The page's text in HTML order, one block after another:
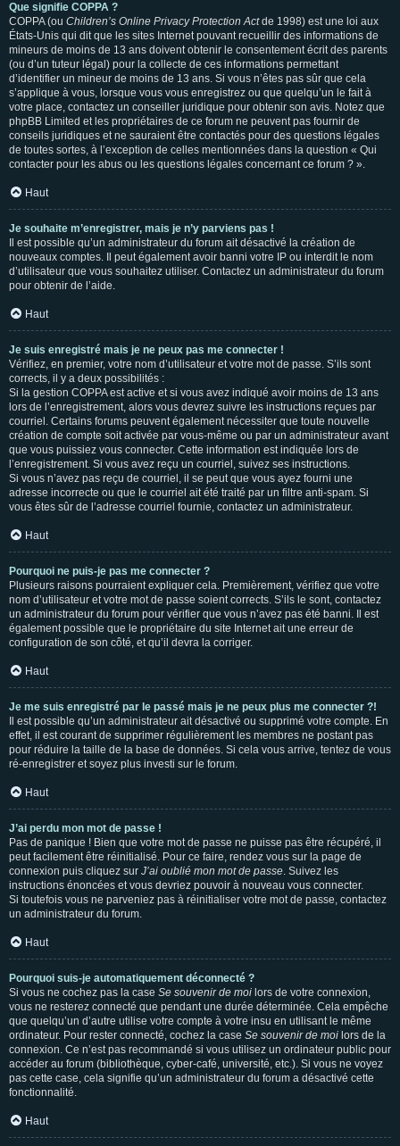
Que signifie COPPA ?
COPPA (ou Children’s Online Privacy Protection Actde 1998) est une loi aux
États-Unis qui dit que les sites Internet pouvant recueillir des informations de
mineurs de moins de 13 ans doivent obtenir le consentement écrit des parents
(ou d’un tuteur légal) pour la collecte de ces informations permettant
d’identifier un mineur de moins de 13 ans. Si vous n’êtes pas sûr que cela
s’applique à vous, lorsque vous vous enregistrez ou que quelqu’un le fait à
votre place, contactez un conseiller juridique pour obtenir son avis. Notez que
phpBB Limited et les propriétaires de ce forum ne peuvent pas fournir de
conseils juridiques et ne sauraient être contactés pour des questions légales
de toutes sortes, à l’exception de celles mentionnées dans la question « Qui
contacter pour les abus ou les questions légales concernant ce forum ? ».
Haut
Je souhaite m’enregistrer, mais je n’y parviens pas !
Il est possible qu’un administrateur du forum ait désactivé la création de
nouveaux comptes. Il peut également avoir banni votre IP ou interdit le nom
d’utilisateur que vous souhaitez utiliser. Contactez un administrateur du forum
pour obtenir de l’aide.
Haut
Je suis enregistré mais je ne peux pas me connecter !
Vérifiez, en premier, votre nom d’utilisateur et votre mot de passe. S’ils sont
corrects, il y a deux possibilités :
Si la gestion COPPA est active et si vous avez indiqué avoir moins de 13 ans
lors de l’enregistrement, alors vous devrez suivre les instructions reçues par
courriel. Certains forums peuvent également nécessiter que toute nouvelle
création de compte soit activée par vous-même ou par un administrateur avant
que vous puissiez vous connecter. Cette information est indiquée lors de
l’enregistrement. Si vous avez reçu un courriel, suivez ses instructions.
Si vous n’avez pas reçu de courriel, il se peut que vous ayez fourni une
adresse incorrecte ou que le courriel ait été traité par un filtre anti-spam. Si
vous êtes sûr de l’adresse courriel fournie, contactez un administrateur.
Haut
Pourquoi ne puis-je pas me connecter ?
Plusieurs raisons pourraient expliquer cela. Premièrement, vérifiez que votre
nom d’utilisateur et votre mot de passe soient corrects. S’ils le sont, contactez
un administrateur du forum pour vérifier que vous n’avez pas été banni. Il est
également possible que le propriétaire du site Internet ait une erreur de
configuration de son côté, et qu’il devra la corriger.
Haut
Je me suis enregistré par le passé mais je ne peux plus me connecter ?!
Il est possible qu’un administrateur ait désactivé ou supprimé votre compte. En
effet, il est courant de supprimer régulièrement les membres ne postant pas
pour réduire la taille de la base de données. Si cela vous arrive, tentez de vous
ré-enregistrer et soyez plus investi sur le forum.
Haut
J’ai perdu mon mot de passe !
Pas de panique ! Bien que votre mot de passe ne puisse pas être récupéré, il
peut facilement être réinitialisé. Pour ce faire, rendez vous sur la page de
connexion puis cliquez sur J’ai oublié mon mot de passe. Suivez les
instructions énoncées et vous devriez pouvoir à nouveau vous connecter.
Si toutefois vous ne parveniez pas à réinitialiser votre mot de passe, contactez
un administrateur du forum.
Haut
Pourquoi suis-je automatiquement déconnecté ?
Si vous ne cochez pas la case Se souvenir de moi lors de votre connexion,
vous ne resterez connecté que pendant une durée déterminée. Cela empêche
que quelqu’un d’autre utilise votre compte à votre insu en utilisant le même
ordinateur. Pour rester connecté, cochez la case Se souvenir de moi lors de la
connexion. Ce n’est pas recommandé si vous utilisez un ordinateur public pour
accéder au forum (bibliothèque, cyber-café, université, etc.). Si vous ne voyez
pas cette case, cela signifie qu’un administrateur du forum a désactivé cette
fonctionnalité.
Haut